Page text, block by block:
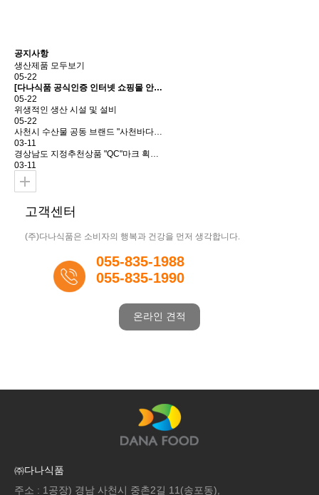
공지사항
생산제품 모두보기
05-22
[다나식품 공식인증 인터넷 쇼핑몰 안…
05-22
위생적인 생산 시설 및 설비
05-22
사천시 수산물 공동 브랜드 "사천바다…
03-11
경상남도 지정추천상품 "QC"마크 획…
03-11
고객센터
(주)다나식품은 소비자의 행복과 건강을 먼저 생각합니다.
055-835-1988
055-835-1990
온라인 견적
㈜다나식품
주소 : 1공장) 경남 사천시 중촌2길 11(송포동),